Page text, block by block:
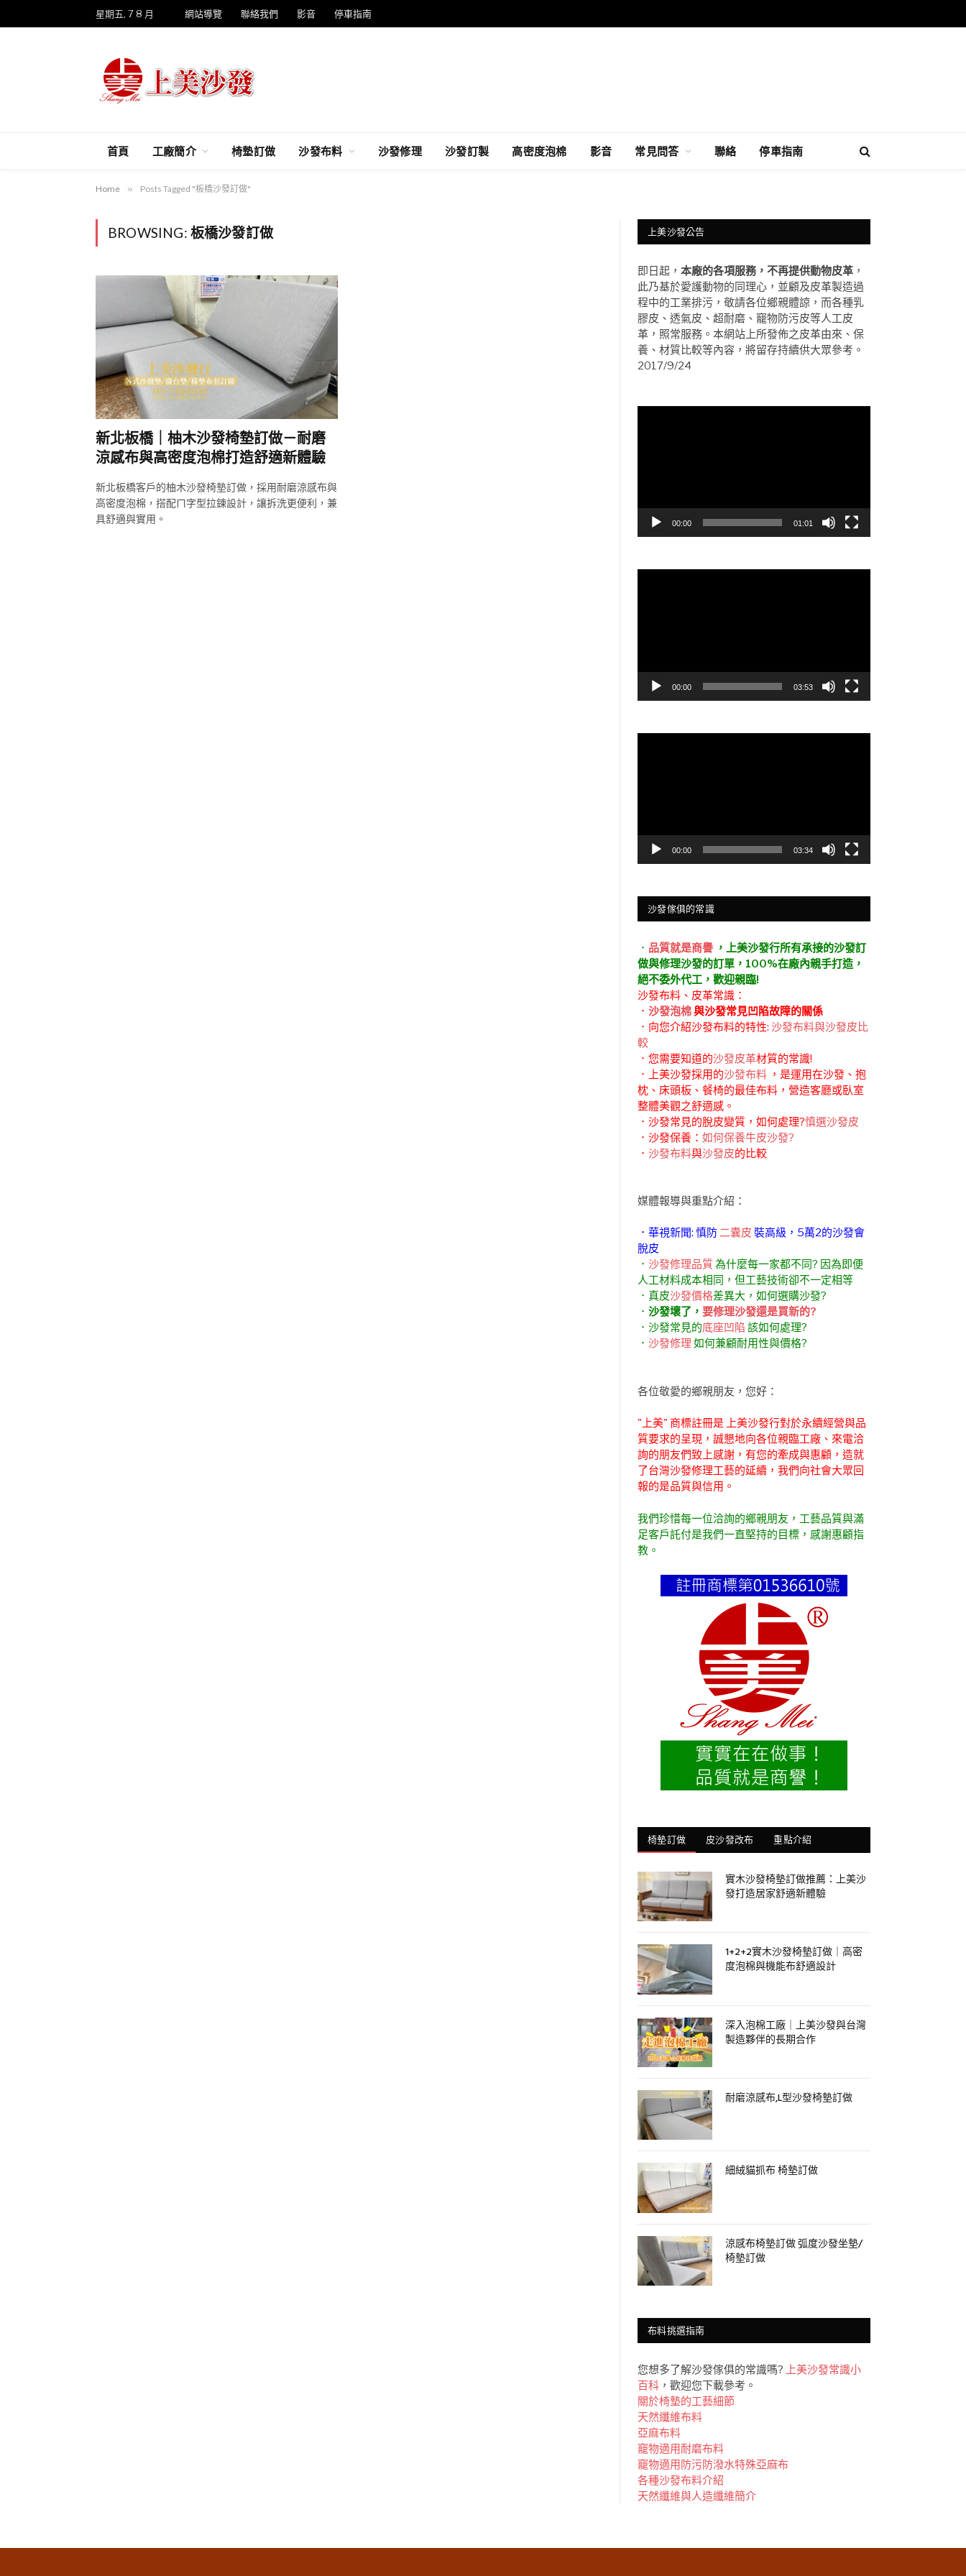
星期五, 7 8 月 網站導覽 聯絡我們 影音 停車指南
首頁 工廠簡介 椅墊訂做 沙發布料 沙發修理 沙發訂製 高密度泡棉 影音 常見問答 聯絡 停車指南
Home » Posts Tagged "板橋沙發訂做"
BROWSING: 板橋沙發訂做
新北板橋｜柚木沙發椅墊訂做－耐磨
涼感布與高密度泡棉打造舒適新體驗
新北板橋客戶的柚木沙發椅墊訂做，採用耐磨涼感布與
高密度泡棉，搭配ㄇ字型拉鍊設計，讓拆洗更便利，兼
具舒適與實用。
上美沙發公告
即日起， 本廠的各項服務，不再提供動物皮革 ，
此乃基於愛護動物的同理心，並顧及皮革製造過
程中的工業排污，敬請各位鄉親體諒，而各種乳
膠皮、透氣皮、超耐磨、竉物防污皮等人工皮
革，照常服務。本網站上所發佈之皮革由來、保
養、材質比較等內容，將留存持續供大眾參考。
2017/9/24
00:00 01:01
00:00 03:53
00:00 03:34
沙發傢俱的常識
． 品質就是商譽 ，上美沙發行所有承接的沙發訂
做與修理沙發的訂單，100%在廠內親手打造，
絕不委外代工，歡迎親臨!
沙發布料、皮革常識：
． 沙發泡棉與沙發常見凹陷故障的關係
．向您介紹沙發布料的特性: 沙發布料與沙發皮比
較
．您需要知道的沙發皮革材質的常識!
．上美沙發採用的沙發布料 ，是運用在沙發、抱
枕、床頭板、餐椅的最佳布料，營造客廳或臥室
整體美觀之舒適感。
．沙發常見的脫皮變質，如何處理?慎選沙發皮
．沙發保養： 如何保養牛皮沙發?
． 沙發布料與沙發皮的比較
媒體報導與重點介紹：
．華視新聞: 慎防二囊皮 裝高級，5萬2的沙發會
脫皮
． 沙發修理品質為什麼每一家都不同? 因為即便
人工材料成本相同，但工藝技術卻不一定相等
．真皮沙發價格差異大，如何選購沙發?
． 沙發壞了， 要修理沙發還是買新的?
．沙發常見的底座凹陷 該如何處理?
． 沙發修理 如何兼顧耐用性與價格?
各位敬愛的鄉親朋友，您好：
"上美" 商標註冊是 上美沙發行對於永續經營與品
質要求的呈現，誠懇地向各位親臨工廠、來電洽
詢的朋友們致上感謝，有您的牽成與惠顧，造就
了台灣沙發修理工藝的延續，我們向社會大眾回
報的是品質與信用。
我們珍惜每一位洽詢的鄉親朋友，工藝品質與滿
足客戶託付是我們一直堅持的目標，感謝惠顧指
教。
椅墊訂做 皮沙發改布 重點介紹
實木沙發椅墊訂做推薦：上美沙
發打造居家舒適新體驗
1+2+2實木沙發椅墊訂做｜高密
度泡棉與機能布舒適設計
深入泡棉工廠｜上美沙發與台灣
製造夥伴的長期合作
耐磨涼感布,L型沙發椅墊訂做
細絨貓抓布 椅墊訂做
涼感布椅墊訂做 弧度沙發坐墊/
椅墊訂做
布料挑選指南
您想多了解沙發傢俱的常識嗎?
上美沙發常識小
百科 ，歡迎您下載參考。
關於椅墊的工藝細節
天然纖維布料
亞麻布料
竉物適用耐磨布料
竉物適用防污防潑水特殊亞麻布
各種沙發布料介紹
天然纖維與人造纖維簡介